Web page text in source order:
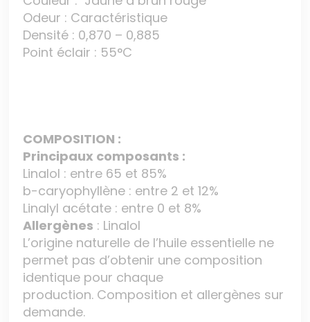
Odeur : Caractéristique
Densité : 0,870 – 0,885
Point éclair : 55°C
COMPOSITION :
Principaux composants :
Linalol : entre 65 et 85%
b-caryophyllène : entre 2 et 12%
Linalyl acétate : entre 0 et 8%
Allergènes : Linalol
L’origine naturelle de l’huile essentielle ne
permet pas d’obtenir une composition
identique pour chaque
production. Composition et allergènes sur
demande.